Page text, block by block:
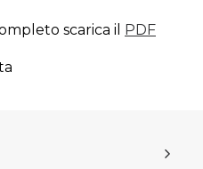
scarica il PDF